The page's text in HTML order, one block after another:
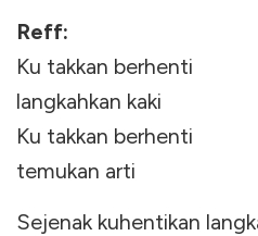
Reff:
Ku takkan berhenti
langkahkan kaki
Ku takkan berhenti
temukan arti
Sejenak kuhentikan